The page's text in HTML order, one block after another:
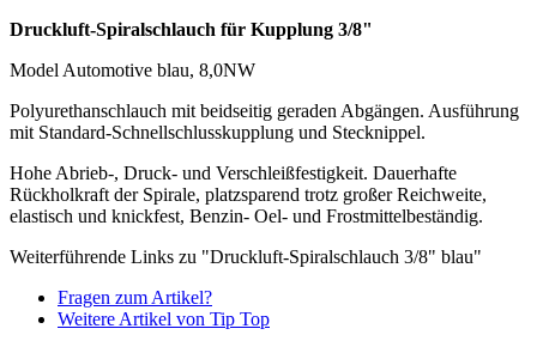
Druckluft-Spiralschlauch für Kupplung 3/8"
Model Automotive blau, 8,0NW
Polyurethanschlauch mit beidseitig geraden Abgängen. Ausführung
mit Standard-Schnellschlusskupplung und Stecknippel.
Hohe Abrieb-, Druck- und Verschleißfestigkeit. Dauerhafte
Rückholkraft der Spirale, platzsparend trotz großer Reichweite,
elastisch und knickfest, Benzin- Oel- und Frostmittelbeständig.
Weiterführende Links zu "Druckluft-Spiralschlauch 3/8" blau"
Fragen zum Artikel?
Weitere Artikel von Tip Top